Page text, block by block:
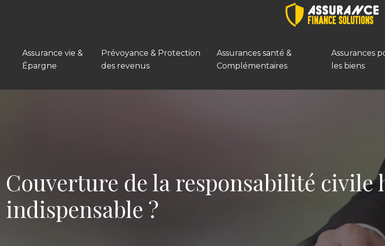
Assurance vie &
Épargne
Prévoyance & Protection
des revenus
Assurances santé &
Complémentaires
Assurances
les biens
Couverture de la responsabilité
indispensable ?